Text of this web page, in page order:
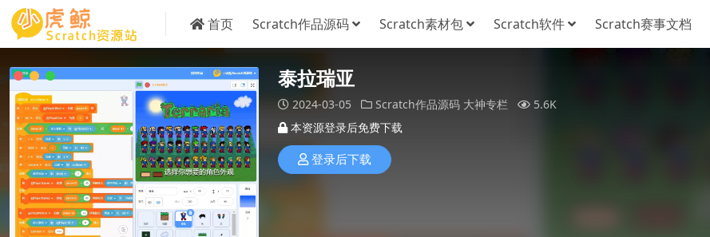
首页 Scratch作品源码 Scratch素材包 Scratch软件 Scratch赛事文档
泰拉瑞亚
2024-03-05 Scratch作品源码 大神专栏
5.6K
本资源登录后免费下载
登录后下载